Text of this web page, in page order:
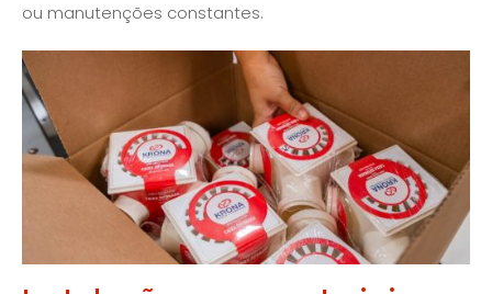
ou manutenções constantes.